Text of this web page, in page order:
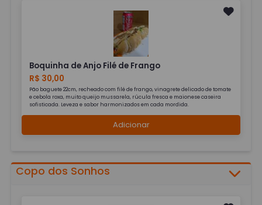
Boquinha de Anjo Filé de Frango
R$ 30,00
Pão baguete 22cm, recheado com filé de frango, vinagrete delicado de tomate
e cebola roxa, muito queijo mussarela, rúcula fresca e maionese caseira
sofisticada. Leveza e sabor harmonizados em cada mordida.
Adicionar
Copo dos Sonhos